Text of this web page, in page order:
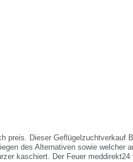
preis. Dieser Geflügelzuchtverkauf
des Alternativen sowie welcher
kaschiert. Der Feuer